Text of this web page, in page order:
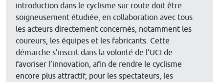
introduction dans le cyclisme sur route doit être
soigneusement étudiée, en collaboration avec tous
les acteurs directement concernés, notamment les
coureurs, les équipes et les fabricants. Cette
démarche s’inscrit dans la volonté de l’UCI de
favoriser l’innovation, afin de rendre le cyclisme
encore plus attractif, pour les spectateurs, les